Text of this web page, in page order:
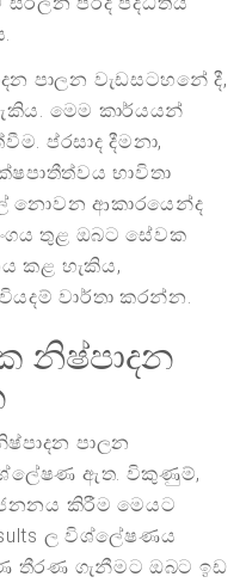
පාලන වැඩසටහනේ දී,
මෙම කාර්යයන්
ප්රසාද දීමනා,
භාවිතා
නොවන ආකාරයෙන්ද
තුළ ඔබට සේවක
කළ හැකිය,
වාර්තා කරන්න.
නිෂ්පාදන
පාලන
ඇත. විකුණුම්,
ජනනය කිරීම මෙයට
ල විශ්ලේෂණය
තීරණ ගැනීමට ඔබට ඉඩ